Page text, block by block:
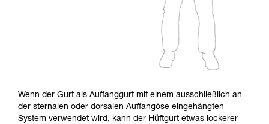
Wenn der Gurt als Auffanggurt mit einem ausschließlich an
der sternalen oder dorsalen Auffangöse eingehängten
System verwendet wird, kann der Hüftgurt etwas lockerer